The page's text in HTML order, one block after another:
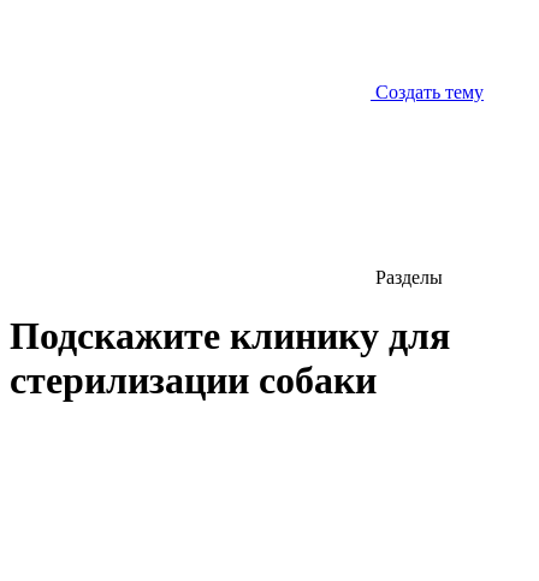
Создать тему
Разделы
Подскажите клинику для
стерилизации собаки